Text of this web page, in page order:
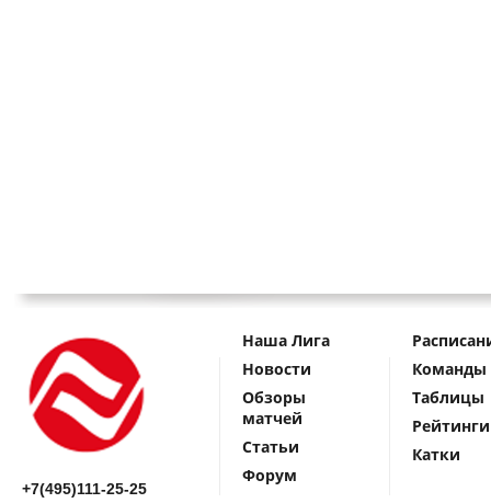
+7(495)111-25-25
Наша Лига
Новости
Обзоры
матчей
Статьи
Форум
Команды
Таблицы
Рейтинги
Катки